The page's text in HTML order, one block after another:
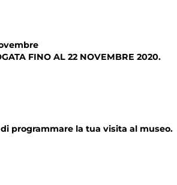
FINO AL 22 NOVEMBRE 2020.
programmare la tua visita al museo.